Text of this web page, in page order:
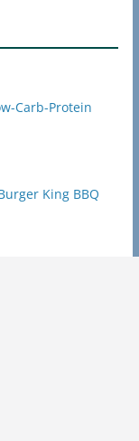
Carb-Protein
King BBQ